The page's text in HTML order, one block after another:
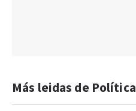
Más leidas de Política